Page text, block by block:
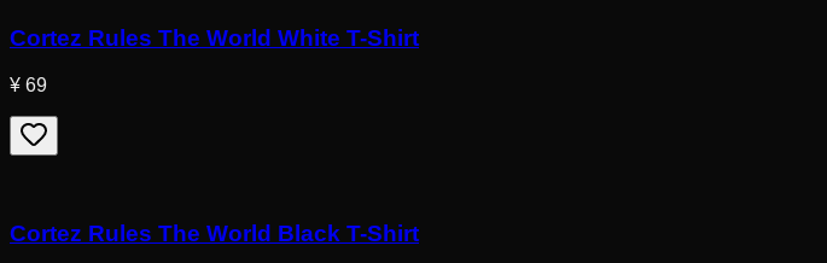
Cortez Rules The World White T-Shirt
¥ 69
Cortez Rules The World Black T-Shirt